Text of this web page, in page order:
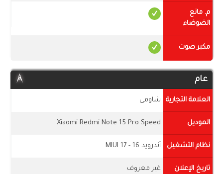
م. مانع
الضوضاء
مكبر صوت
عام
العلامة التجارية شاومى
الموديل Xiaomi Redmi Note 15 Pro Speed
نظام التشغيل أندرويد 16 - MIUI 17
تاريخ الإعلان
غير معروف